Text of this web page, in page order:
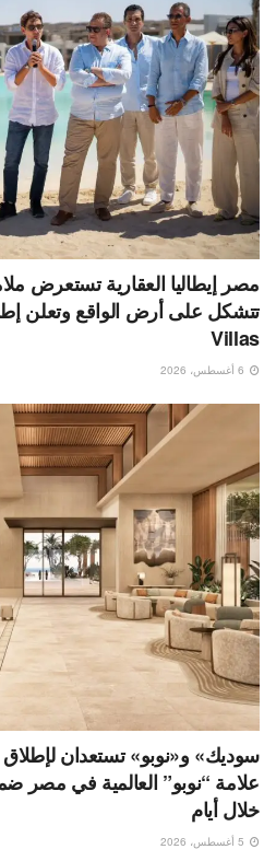
مصر إيطاليا العقارية تستعرض
Villas
سوديك» و«نوبو» تستعدان
علامة “نوبو” العالمية في
خلال أيام